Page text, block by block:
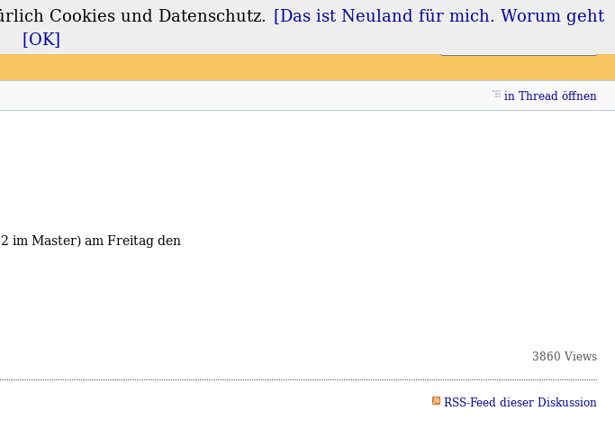
Login Registrieren
in Thread öffnen
im Master) am Freitag den
3860 Views
RSS-Feed dieser Diskussion
Cookies und Datenschutz. [Das ist Neuland für mich. Worum geht
[OK]